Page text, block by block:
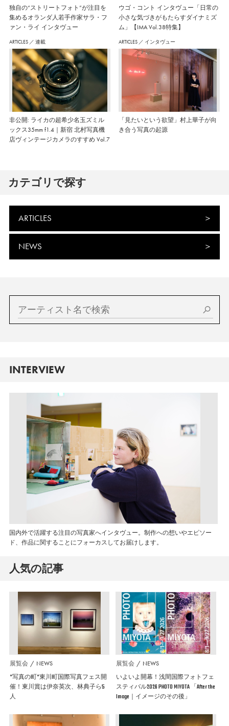
独自の“ストリートフォト”が注目を
集めるオランダ人若手作家サラ・フ
ァン・ライ インタヴュー
ウゴ・コント インタヴュー「日常の
小さな気づきがもたらすダイナミズ
ム」【IMA Vol.38特集】
ARTICLES ／ 連載
非公開: ライカの超希少名玉ズミル
ックス35mm f1.4｜新宿 北村写真機
店ヴィンテージカメラのすすめ Vol.7
ARTICLES ／ インタヴュー
「見たいという欲望」村上華子が向
き合う写真の起源
カテゴリで探す
ARTICLES
NEWS
INTERVIEW
国内外で活躍する注目の写真家へインタヴュー。制作への想いやエピソー
ド、作品に関することにフォーカスしてお届けします。
人気の記事
展覧会 NEWS
”写真の町”東川町国際写真フェス開
催！東川賞は伊奈英次、林典子ら5
人
展覧会 NEWS
いよいよ開幕！浅間国際フォトフェ
スティバル2026 PHOTO MIYOTA 「After the
Image｜イメージのその後」